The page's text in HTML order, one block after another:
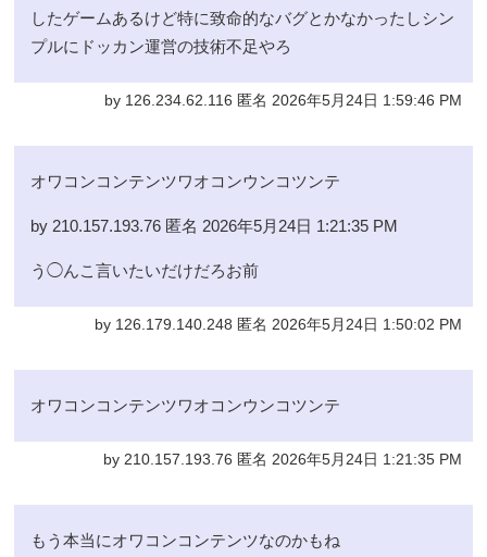
したゲームあるけど特に致命的なバグとかなかったしシン
プルにドッカン運営の技術不足やろ
by 126.234.62.116 匿名 2026年5月24日 1:59:46 PM
オワコンコンテンツワオコンウンコツンテ
by 210.157.193.76 匿名 2026年5月24日 1:21:35 PM
う◯んこ言いたいだけだろお前
by 126.179.140.248 匿名 2026年5月24日 1:50:02 PM
オワコンコンテンツワオコンウンコツンテ
by 210.157.193.76 匿名 2026年5月24日 1:21:35 PM
もう本当にオワコンコンテンツなのかもね